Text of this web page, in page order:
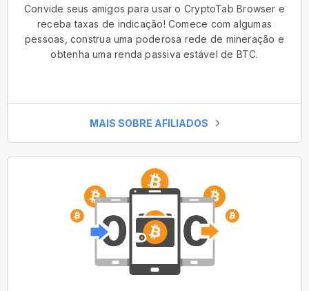
Convide seus amigos para usar o CryptoTab Browser e
receba taxas de indicação! Comece com algumas
pessoas, construa uma poderosa rede de mineração e
obtenha uma renda passiva estável de BTC.
MAIS SOBRE AFILIADOS